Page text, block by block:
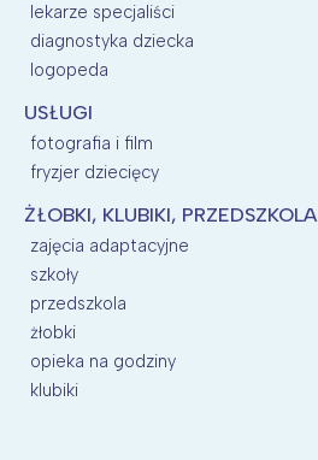
lekarze specjaliści
diagnostyka dziecka
logopeda
USŁUGI
fotografia i film
fryzjer dziecięcy
ŻŁOBKI, KLUBIKI, PRZEDSZKOLA
zajęcia adaptacyjne
szkoły
przedszkola
żłobki
opieka na godziny
klubiki